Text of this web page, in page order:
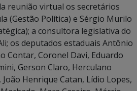
reunião virtual os secretários
(Gestão Política) e Sérgio Murilo
a consultora legislativa do
os deputados estaduais Antônio
Contar, Coronel Davi, Eduardo
Gerson Claro, Herculano
Henrique Catan, Lídio Lopes,